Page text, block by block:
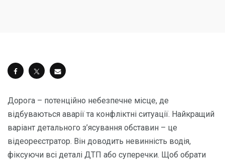
Дорога – потенційно небезпечне місце, де
відбуваються аварії та конфліктні ситуації. Найкращий
варіант детального з’ясування обставин – це
відеореєстратор. Він доводить невинність водія,
фіксуючи всі деталі ДТП або суперечки. Щоб обрати